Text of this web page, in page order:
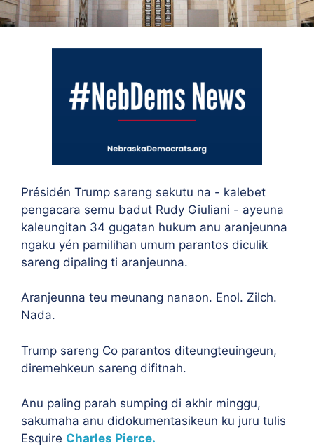
Présidén Trump sareng sekutu na - kalebet
pengacara semu badut Rudy Giuliani - ayeuna
kaleungitan 34 gugatan hukum anu aranjeunna
ngaku yén pamilihan umum parantos diculik
sareng dipaling ti aranjeunna.
Aranjeunna teu meunang nanaon. Enol. Zilch.
Nada.
Trump sareng Co parantos diteungteuingeun,
diremehkeun sareng difitnah.
Anu paling parah sumping di akhir minggu,
sakumaha anu didokumentasikeun ku juru tulis
Esquire Charles Pierce.